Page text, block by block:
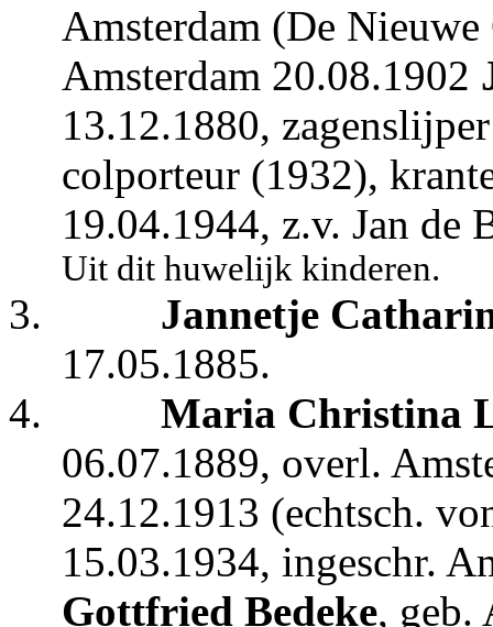
Amsterdam (De
Amsterdam 20.08.1902
13.12.1880,
colporteur (1932),
19.04.1944, z.v. Jan de
Uit dit huwelijk kinderen.
3.
Jannetje
17.05.1885.
4.
Maria Christina
06.07.1889, overl.
24.12.1913 (echtsch.
15.03.1934, ingeschr.
Gottfried Bedeke, geb.